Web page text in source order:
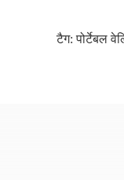
टैग:पोर्टेबल